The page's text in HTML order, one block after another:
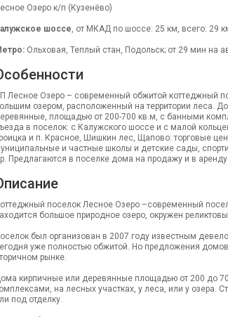
Озеро к/п (Кузенёво)
шоссе, от МКАД по шоссе: 25 км, всего: 29
Ольховая, Теплый стан, Подольск; от 29 мин на
Лесное Озеро – современный обжитой коттеджный
озером, расположенный на территории леса.
площадью от 200-700 кв.м, с банными
в поселок: с Калужского шоссе и с малой
и п. Красное, Шишкин лес, Щапово: торговые
и частные школы и детские сады,
Предлагаются в поселке дома на продажу и в аренду.
поселок Лесное Озеро –современный
большое природное озеро, окружен
был организован в 2007 году известным
уже полностью обжитой. Но предложения
рынке.
кирпичные или деревянные площадью от 200 до
на лесных участках, у леса, или у озера.
под отделку.